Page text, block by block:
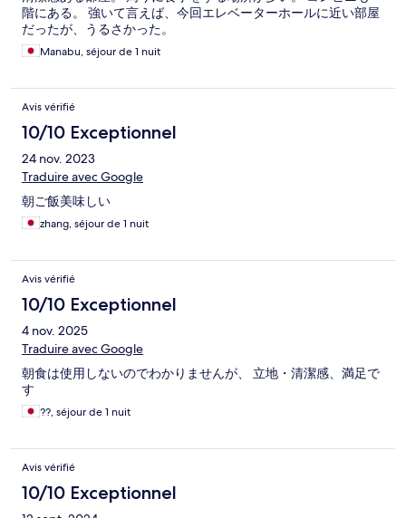
階にある。 強いて言えば、今回エレベーターホールに近い部屋
だったが、うるさかった。
Manabu, séjour de 1 nuit
Avis vérifié
10/10 Exceptionnel
24 nov. 2023
Traduire avec Google
朝ご飯美味しい
zhang, séjour de 1 nuit
Avis vérifié
10/10 Exceptionnel
4 nov. 2025
Traduire avec Google
朝食は使用しないのでわかりませんが、 立地・清潔感、満足で
す
??, séjour de 1 nuit
Avis vérifié
10/10 Exceptionnel